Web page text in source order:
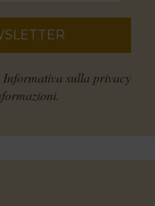
Informativa sulla privacy